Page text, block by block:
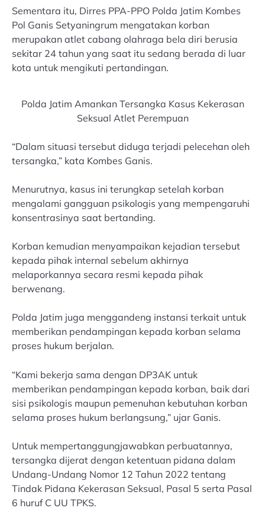
Sementara itu, Dirres PPA-PPO Polda Jatim Kombes
Pol Ganis Setyaningrum mengatakan korban
merupakan atlet cabang olahraga bela diri berusia
sekitar 24 tahun yang saat itu sedang berada di luar
kota untuk mengikuti pertandingan.
Polda Jatim Amankan Tersangka Kasus Kekerasan
Seksual Atlet Perempuan
“Dalam situasi tersebut diduga terjadi pelecehan oleh
tersangka,” kata Kombes Ganis.
Menurutnya, kasus ini terungkap setelah korban
mengalami gangguan psikologis yang mempengaruhi
konsentrasinya saat bertanding.
Korban kemudian menyampaikan kejadian tersebut
kepada pihak internal sebelum akhirnya
melaporkannya secara resmi kepada pihak
berwenang.
Polda Jatim juga menggandeng instansi terkait untuk
memberikan pendampingan kepada korban selama
proses hukum berjalan.
“Kami bekerja sama dengan DP3AK untuk
memberikan pendampingan kepada korban, baik dari
sisi psikologis maupun pemenuhan kebutuhan korban
selama proses hukum berlangsung,” ujar Ganis.
Untuk mempertanggungjawabkan perbuatannya,
tersangka dijerat dengan ketentuan pidana dalam
Undang-Undang Nomor 12 Tahun 2022 tentang
Tindak Pidana Kekerasan Seksual, Pasal 5 serta Pasal
6 huruf C UU TPKS.